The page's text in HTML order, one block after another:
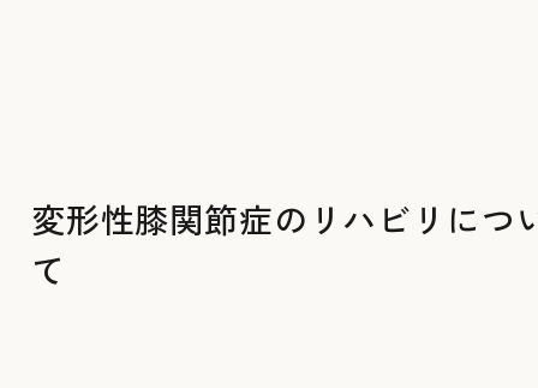
変形性膝関節症のリハビリにつ
て